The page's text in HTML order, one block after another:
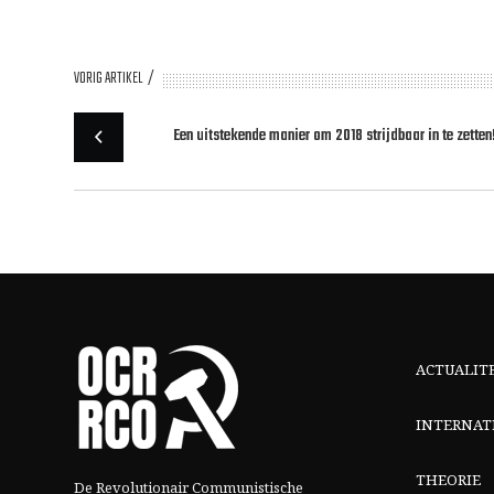
VORIG ARTIKEL
Een uitstekende manier om 2018 strijdbaar in te zetten!
De Revolutionair Communistische THEORIE